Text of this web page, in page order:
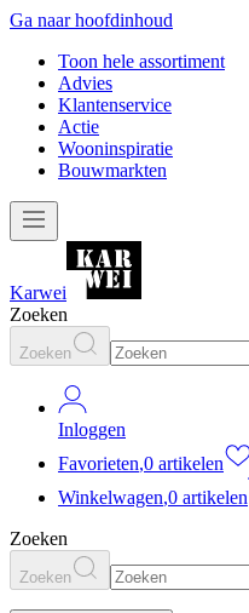
Ga naar hoofdinhoud
Toon hele assortiment
Advies
Klantenservice
Actie
Wooninspiratie
Bouwmarkten
Karwei
Zoeken
Zoeken
Inloggen
Favorieten,0 artikelen
Winkelwagen,0 artikelen
Zoeken
Zoeken